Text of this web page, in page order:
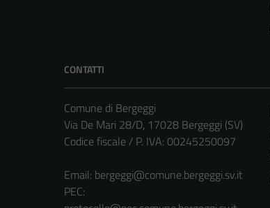
CONTATTI
Comune di Bergeggi
Via De Mari 28/D, 17028 Bergeggi (SV)
Codice fiscale / P. IVA: 00245250097
Email: bergeggi@comune.bergeggi.sv.it
PEC: